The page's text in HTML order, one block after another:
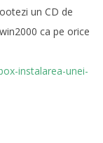
un CD de
ca pe orice
instalarea-unei-